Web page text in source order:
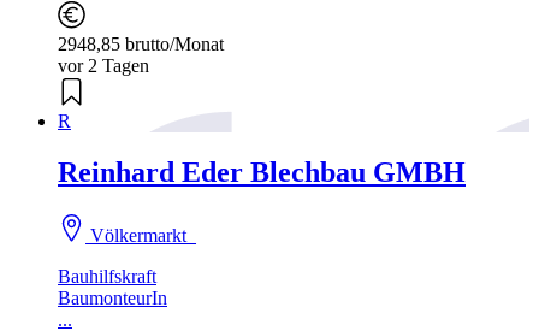
2948,85 brutto/Monat
vor 2 Tagen
R
Reinhard Eder Blechbau GMBH
Völkermarkt
Bauhilfskraft
BaumonteurIn
...